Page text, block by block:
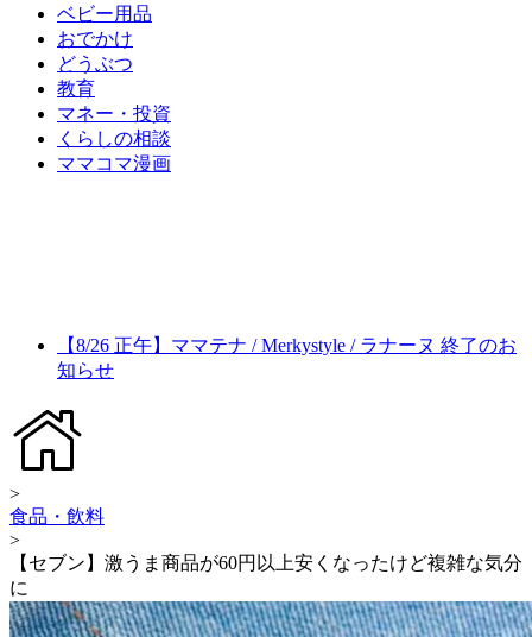
ベビー用品
おでかけ
どうぶつ
教育
マネー・投資
くらしの相談
ママコマ漫画
【8/26 正午】ママテナ / Merkystyle / ラナーヌ 終了のお
知らせ
>
食品・飲料
>
【セブン】激うま商品が60円以上安くなったけど複雑な気分
に